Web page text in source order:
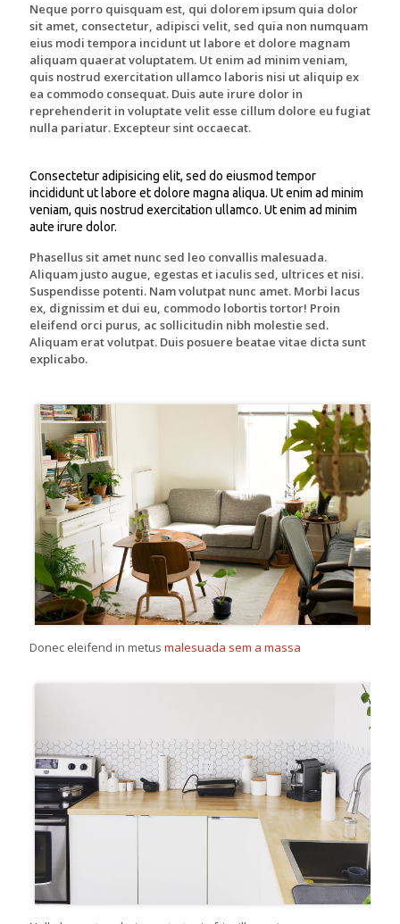
Neque porro quisquam est, qui dolorem ipsum quia dolor
sit amet, consectetur, adipisci velit, sed quia non numquam
eius modi tempora incidunt ut labore et dolore magnam
aliquam quaerat voluptatem. Ut enim ad minim veniam,
quis nostrud exercitation ullamco laboris nisi ut aliquip ex
ea commodo consequat. Duis aute irure dolor in
reprehenderit in voluptate velit esse cillum dolore eu fugiat
nulla pariatur. Excepteur sint occaecat.
Consectetur adipisicing elit, sed do eiusmod tempor
incididunt ut labore et dolore magna aliqua. Ut enim ad minim
veniam, quis nostrud exercitation ullamco. Ut enim ad minim
aute irure dolor.
Phasellus sit amet nunc sed leo convallis malesuada.
Aliquam justo augue, egestas et iaculis sed, ultrices et nisi.
Suspendisse potenti. Nam volutpat nunc amet. Morbi lacus
ex, dignissim et dui eu, commodo lobortis tortor! Proin
eleifend orci purus, ac sollicitudin nibh molestie sed.
Aliquam erat volutpat. Duis posuere beatae vitae dicta sunt
explicabo.
Donec eleifend in metus malesuada sem a massa